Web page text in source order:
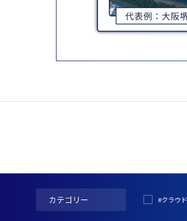
カテゴリー #クラウド